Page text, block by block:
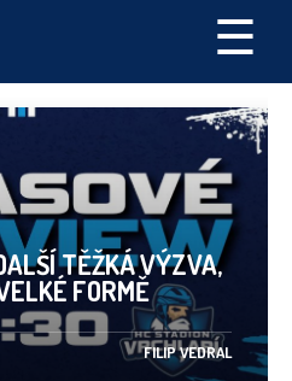
☰
TĚŽKÁ VÝZVA,
FORMĚ
FILIP VEDRAL